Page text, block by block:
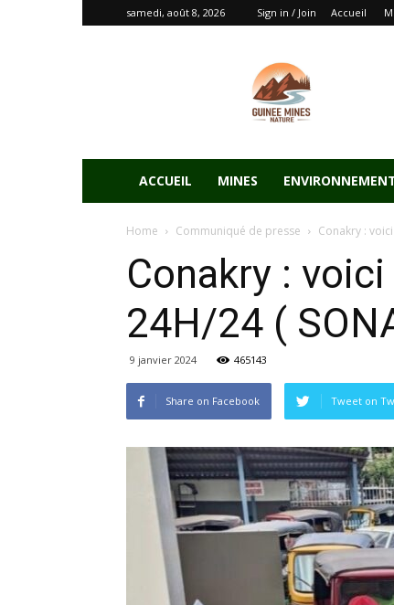
samedi, août 8, 2026 Sign in / Join Accueil
ACCUEIL MINES
Home Communiqué de presse Conakry :
Conakry :
24H/24 (
9 janvier 2024 465143
Share on Facebook Tweet on